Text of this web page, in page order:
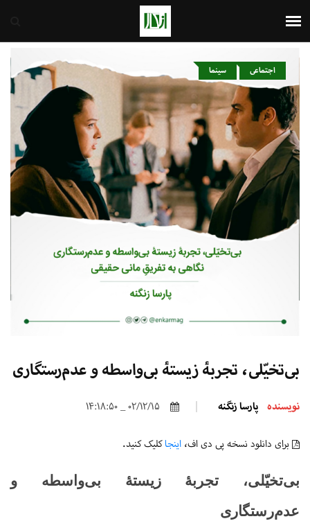
7th August 2026
اجتماعی سینما
بی‌تخیّلی‌، تجربۀ زیستۀ بی‌واسطه و عدم‌رستگاری
نویسنده پارسا زنگنه 02/12/15 _ 14:18:50
برای دانلود نسخه پی دی اف، اینجاکلیک کنید.
بی‌تخیّلی‌، تجربۀ زیستۀ بی‌واسطه و
عدم‌رستگاری